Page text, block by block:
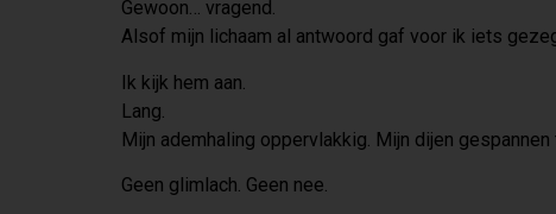
Gewoon… vragend.
Alsof mijn lichaam al antwoord gaf voor ik iets
Ik kijk hem aan.
Lang.
Mijn ademhaling oppervlakkig. Mijn dijen
Geen glimlach. Geen nee.